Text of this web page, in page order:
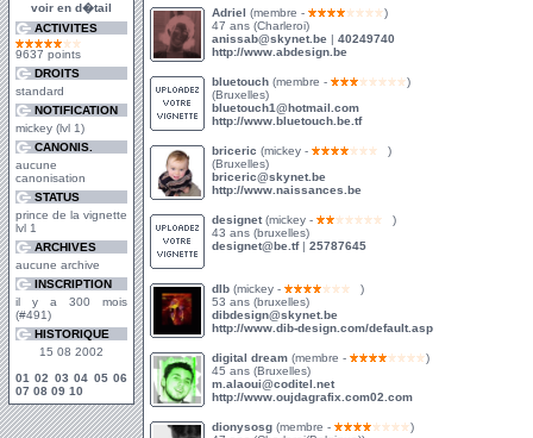
voir en d�tail
ACTIVITES
9637 points
DROITS
standard
NOTIFICATION
mickey (lvl 1)
CANONIS.
aucune
canonisation
STATUS
prince de la vignette
lvl 1
ARCHIVES
aucune archive
INSCRIPTION
il y a 300 mois
(#491)
HISTORIQUE
15 08 2002
01 02 03 04 05 06
07 08 09 10
Adriel (membre -
)
47 ans (Charleroi)
anissab@skynet.be | 40249740
http://www.abdesign.be
bluetouch (membre -
)
(Bruxelles)
bluetouch1@hotmail.com
http://www.bluetouch.be.tf
briceric (mickey -
)
(Bruxelles)
briceric@skynet.be
http://www.naissances.be
designet(mickey -
)
43 ans (bruxelles)
designet@be.tf| 25787645
dIb (mickey -
)
53 ans (bruxelles)
dibdesign@skynet.be
http://www.dib-design.com/default.asp
digital dream (membre -
)
45 ans (Bruxelles)
m.alaoui@coditel.net
http://www.oujdagrafix.com02.com
dionysosg (membre -
)